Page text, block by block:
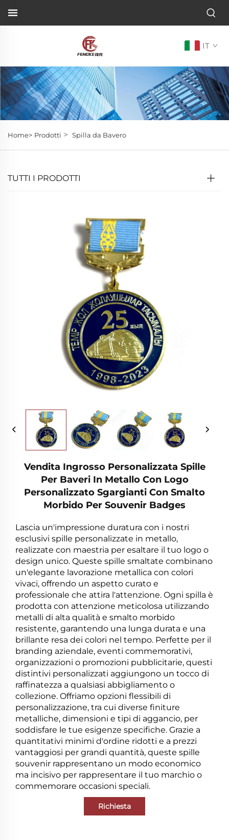
IT
Home> Prodotti > Spilla da Bavero
TUTTI I PRODOTTI
Vendita Ingrosso Personalizzata Spille
Per Baveri In Metallo Con Logo
Personalizzato Sgargianti Con Smalto
Morbido Per Souvenir Badges
Lascia un'impressione duratura con i nostri
esclusivi spille personalizzate in metallo,
realizzate con maestria per esaltare il tuo logo o
design unico. Queste spille smaltate combinano
un'elegante lavorazione metallica con colori
vivaci, offrendo un aspetto curato e
professionale che attira l'attenzione. Ogni spilla è
prodotta con attenzione meticolosa utilizzando
metalli di alta qualità e smalto morbido
resistente, garantendo una lunga durata e una
brillante resa dei colori nel tempo. Perfette per il
branding aziendale, eventi commemorativi,
organizzazioni o promozioni pubblicitarie, questi
distintivi personalizzati aggiungono un tocco di
raffinatezza a qualsiasi abbigliamento o
collezione. Offriamo opzioni flessibili di
personalizzazione, tra cui diverse finiture
metalliche, dimensioni e tipi di aggancio, per
soddisfare le tue esigenze specifiche. Grazie a
quantitativi minimi d'ordine ridotti e a prezzi
vantaggiosi per grandi quantità, queste spille
souvenir rappresentano un modo economico
ma incisivo per rappresentare il tuo marchio o
commemorare occasioni speciali.
Richiesta